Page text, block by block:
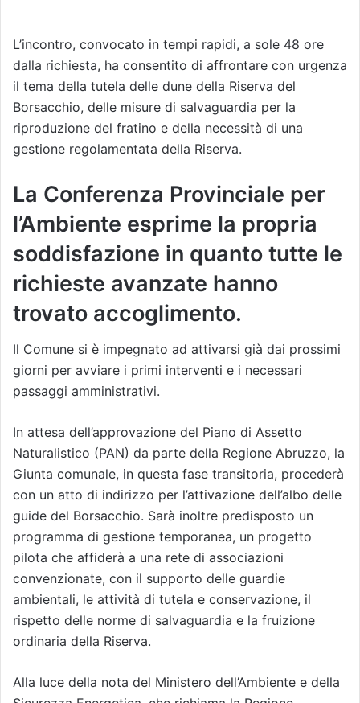
L’incontro, convocato in tempi rapidi, a sole 48 ore
dalla richiesta, ha consentito di affrontare con urgenza
il tema della tutela delle dune della Riserva del
Borsacchio, delle misure di salvaguardia per la
riproduzione del fratino e della necessità di una
gestione regolamentata della Riserva.
La Conferenza Provinciale per
l’Ambiente esprime la propria
soddisfazione in quanto tutte le
richieste avanzate hanno
trovato accoglimento.
Il Comune si è impegnato ad attivarsi già dai prossimi
giorni per avviare i primi interventi e i necessari
passaggi amministrativi.
In attesa dell’approvazione del Piano di Assetto
Naturalistico (PAN) da parte della Regione Abruzzo, la
Giunta comunale, in questa fase transitoria, procederà
con un atto di indirizzo per l’attivazione dell’albo delle
guide del Borsacchio. Sarà inoltre predisposto un
programma di gestione temporanea, un progetto
pilota che affiderà a una rete di associazioni
convenzionate, con il supporto delle guardie
ambientali, le attività di tutela e conservazione, il
rispetto delle norme di salvaguardia e la fruizione
ordinaria della Riserva.
Alla luce della nota del Ministero dell’Ambiente e della